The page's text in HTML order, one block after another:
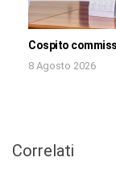
Cospito
8 Agosto 2026
Correlati